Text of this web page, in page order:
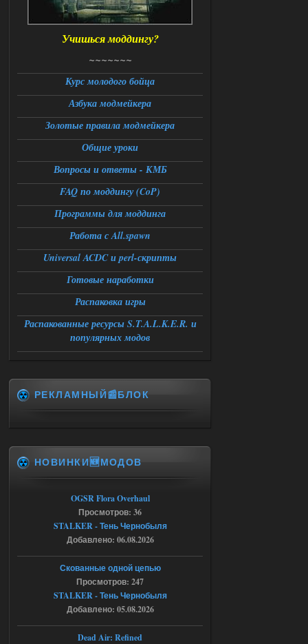
Ответить ➤
06.08.2026
DEDULYA-1967
Поставил на чистый сталкер
10006, сразу
msg_box_kicked_by_server:picture
Ответить ➤
06.08.2026
Спавнер + Правки + Античит - Dead
City Final
Stalker-Mods-Clan-su
Доступно только для пользователей
Ответить ➤
06.08.2026
Спавнер + Правки + Античит - Dead
City Final
Michman1970
06.08.2026
как изменить макс сумму
ставки в файлах чтобы
Ответить ➤
Тайна Зоны - Remaster 2026
Stalker-Mods-Clan-su
Доступно только для пользователей
Ответить ➤
05.08.2026
Учишься моддингу?
~~~~~~~
Курс молодого бойца
Азбука модмейкера
Золотые правила модмейкера
Общие уроки
Вопросы и ответы - КМБ
FAQ по моддингу (CoP)
Программы для моддинга
Работа с All.spawn
Universal ACDC и perl-скрипты
Готовые наработки
Распаковка игры
Распакованные ресурсы S.T.A.L.K.E.R. и
популярных модов
РЕКЛАМНЫЙ📰БЛОК
НОВИНКИ🆕МОДОВ
OGSR Flora Overhaul
Просмотров: 36
STALKER - Тень Чернобыля
Добавлено: 06.08.2026
Скованные одной цепью
Просмотров: 247
STALKER - Тень Чернобыля
Добавлено: 05.08.2026
Dead Air: Refined